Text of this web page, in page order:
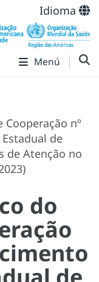
Idioma
Menú
Cooperação nº
de
de Atenção no
do